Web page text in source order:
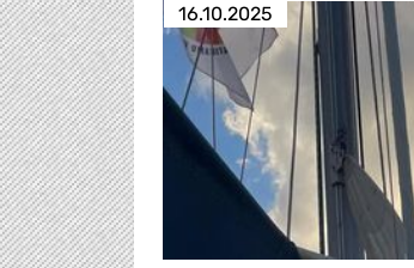
16.10.2025